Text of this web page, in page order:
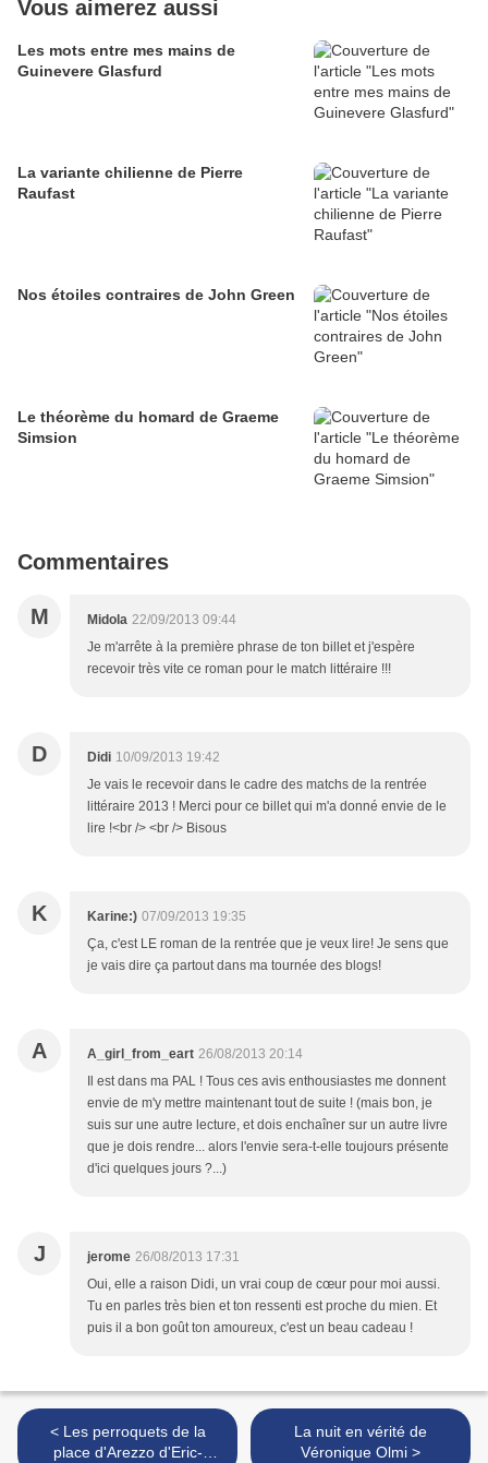
Vous aimerez aussi
Les mots entre mes mains de
Guinevere Glasfurd
La variante chilienne de Pierre
Raufast
Nos étoiles contraires de John Green
Le théorème du homard de Graeme
Simsion
Commentaires
M Midola 22/09/2013 09:44
Je m'arrête à la première phrase de ton billet et j'espère
recevoir très vite ce roman pour le match littéraire !!!
D Didi 10/09/2013 19:42
Je vais le recevoir dans le cadre des matchs de la rentrée
littéraire 2013 ! Merci pour ce billet qui m'a donné envie de le
lire !<br /> <br /> Bisous
K Karine:) 07/09/2013 19:35
Ça, c'est LE roman de la rentrée que je veux lire! Je sens que
je vais dire ça partout dans ma tournée des blogs!
A A_girl_from_eart 26/08/2013 20:14
Il est dans ma PAL ! Tous ces avis enthousiastes me donnent
envie de m'y mettre maintenant tout de suite ! (mais bon, je
suis sur une autre lecture, et dois enchaîner sur un autre livre
que je dois rendre... alors l'envie sera-t-elle toujours présente
d'ici quelques jours ?...)
J jerome 26/08/2013 17:31
Oui, elle a raison Didi, un vrai coup de cœur pour moi aussi.
Tu en parles très bien et ton ressenti est proche du mien. Et
puis il a bon goût ton amoureux, c'est un beau cadeau !
< Les perroquets de la
place d'Arezzo d'Eric-
La nuit en vérité de
Véronique Olmi >